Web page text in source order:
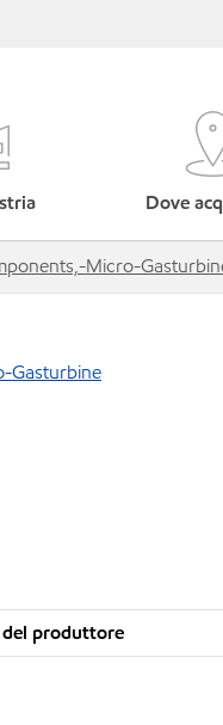
Dove
Micro-
Gasturbine
produttore